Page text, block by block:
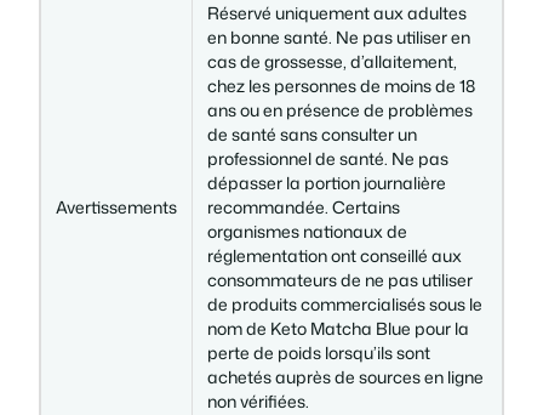
Avertissements
Réservé uniquement aux adultes
en bonne santé. Ne pas utiliser en
cas de grossesse, d’allaitement,
chez les personnes de moins de 18
ans ou en présence de problèmes
de santé sans consulter un
professionnel de santé. Ne pas
dépasser la portion journalière
recommandée. Certains
organismes nationaux de
réglementation ont conseillé aux
consommateurs de ne pas utiliser
de produits commercialisés sous le
nom de Keto Matcha Blue pour la
perte de poids lorsqu’ils sont
achetés auprès de sources en ligne
non vérifiées.